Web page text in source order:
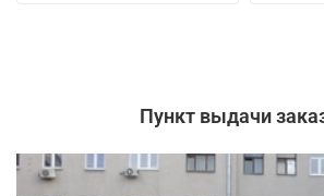
Пункт выдачи